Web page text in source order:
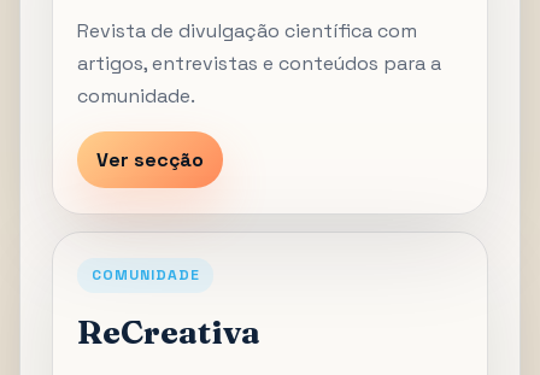
Revista de divulgação científica com
artigos, entrevistas e conteúdos para a
comunidade.
Ver secção
COMUNIDADE
ReCreativa